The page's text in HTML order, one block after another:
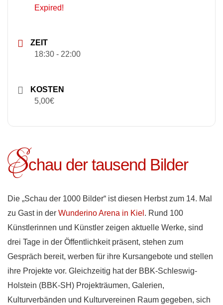
Expired!
ZEIT
18:30 - 22:00
KOSTEN
5,00€
Schau der tausend Bilder
Die „Schau der 1000 Bilder“ ist diesen Herbst zum 14. Mal
zu Gast in der Wunderino Arena in Kiel. Rund 100
Künstlerinnen und Künstler zeigen aktuelle Werke, sind
drei Tage in der Öffentlichkeit präsent, stehen zum
Gespräch bereit, werben für ihre Kursangebote und stellen
ihre Projekte vor. Gleichzeitig hat der BBK-Schleswig-
Holstein (BBK-SH) Projekträumen, Galerien,
Kulturverbänden und Kulturvereinen Raum gegeben, sich